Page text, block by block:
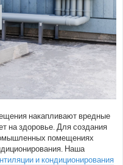
накапливают вредные
на здоровье. Для создания
помещениях
Наша
и кондиционирования